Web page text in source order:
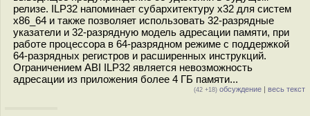
релизе. ILP32 напоминает субархитектуру x32 для систем
x86_64 и также позволяет использовать 32-разрядные
указатели и 32-разрядную модель адресации памяти, при
работе процессора в 64-разрядном режиме с поддержкой
64-разрядных регистров и расширенных инструкций.
Ограничением ABI ILP32 является невозможность
адресации из приложения более 4 ГБ памяти...
(42 +18) обсуждение | весь текст